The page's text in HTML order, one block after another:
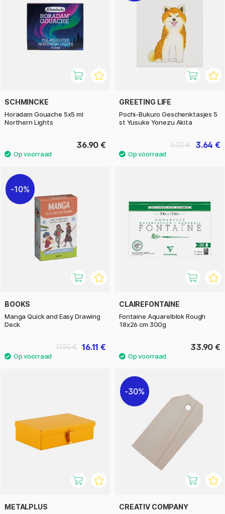
SCHMINCKE
Horadam Gouache 5x5 ml
Northern Lights
36.90 €
GREETING LIFE
Pochi-Bukuro Geschenktasjes 5
st Yusuke Yonezu Akita
3.64 €
5.20 €
10%
BOOKS
Manga Quick and Easy Drawing
Deck
16.11 €
17.90 €
CLAIREFONTAINE
Fontaine Aquarelblok Rough
18x26 cm 300g
33.90 €
METALPLUS
30%
CREATIV COMPANY